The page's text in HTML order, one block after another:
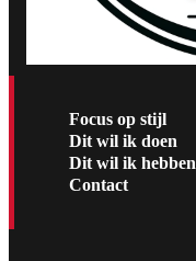
Focus op stijl
Dit wil ik doen
Dit wil ik hebben
Contact